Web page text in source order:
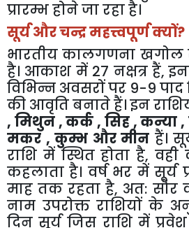
प्रारम्भ होने जा रहा है।
सूर्य और चन्द्र महत्त्वपूर्ण क्यों?
भारतीय कालगणना खगोल
है। आकाश में 27 नक्षत्र हैं,
विभिन्न अवसरों पर 9-9 पाद
की आवृति बनाते हैं। इन
, मिथुन , कर्क , सिह , कन्या
मकर , कुम्भ और मीन हैं।
राशि में स्थित होता है,
कहलाता है। वर्ष भर में सूर्य
माह तक रहता है, अत: सौर
नाम उपरोक्त राशियों के
दिन सूर्य जिस राशि में